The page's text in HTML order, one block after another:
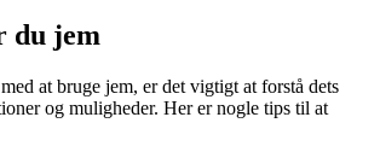
du jem
at bruge jem, er det vigtigt at forstå dets
og muligheder. Her er nogle tips til at